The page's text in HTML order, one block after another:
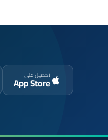
تحميل على
App Store